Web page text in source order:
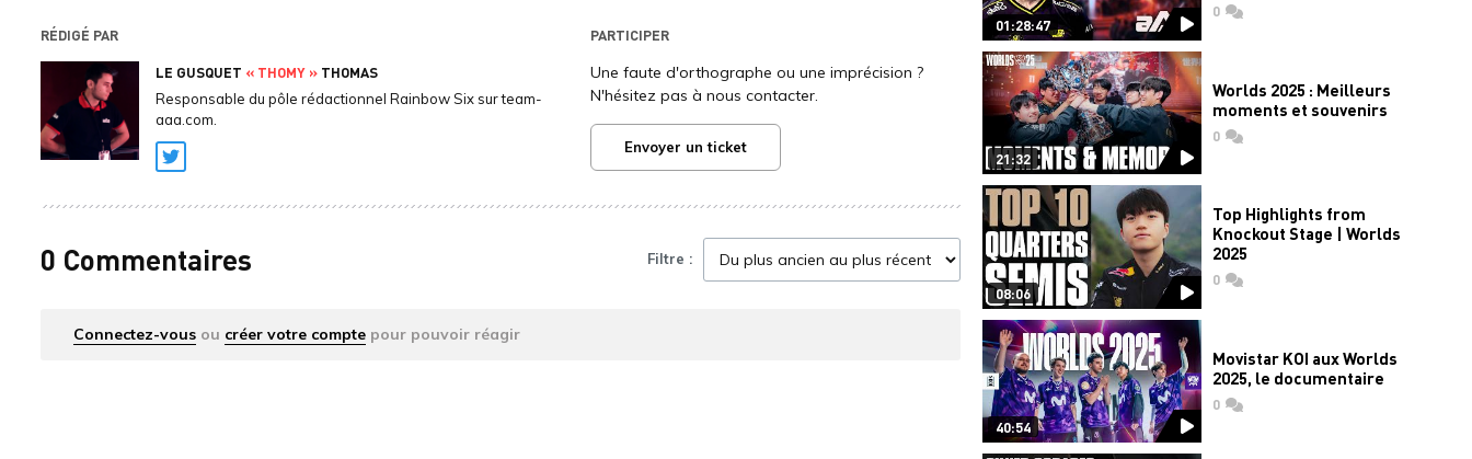
RÉDIGÉ PAR
LE GUSQUET « THOMY » THOMAS
Responsable du pôle rédactionnel Rainbow Six sur team-
aaa.com.
Twitter
PARTICIPER
Une faute d'orthographe ou une imprécision ?
N'hésitez pas à nous contacter.
Envoyer un ticket
0 Commentaires Filtre :
Connectez-vous ou créer votre compte pour pouvoir réagir
01:28:47
0commentaires
21:32
Worlds 2025 : Meilleurs
moments et souvenirs
0commentaires
08:06
Top Highlights from
Knockout Stage | Worlds
2025
0commentaires
40:54
Movistar KOI aux Worlds
2025, le documentaire
0commentaires